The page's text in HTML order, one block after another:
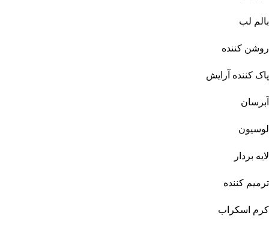
بالم لب
روشن کننده
پاک کننده آرایش
آبرسان
لوسیون
لایه بردار
ترمیم کننده
کرم اسکراب